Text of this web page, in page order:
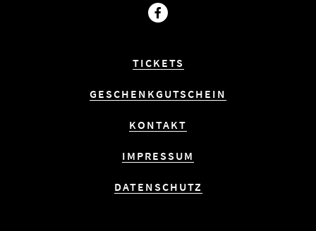
Facebook
TICKETS
GESCHENKGUTSCHEIN
KONTAKT
IMPRESSUM
DATENSCHUTZ